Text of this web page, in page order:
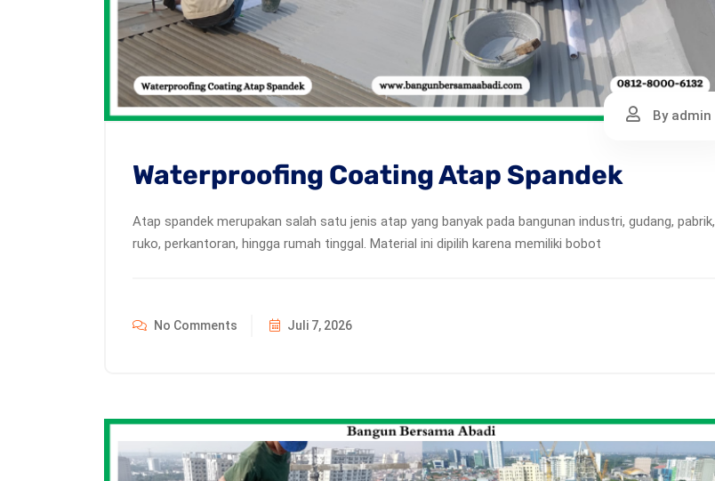
By admin
Waterproofing Coating Atap Spandek
Atap spandek merupakan salah satu jenis atap yang banyak pada bangunan industri, gudang, pabrik,
ruko, perkantoran, hingga rumah tinggal. Material ini dipilih karena memiliki bobot
No Comments Juli 7, 2026